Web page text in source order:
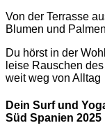
Von der Terrasse
Blumen und
Du hörst in der
leise Rauschen
weit weg von Alltag
Dein Surf und
Süd Spanien 2025